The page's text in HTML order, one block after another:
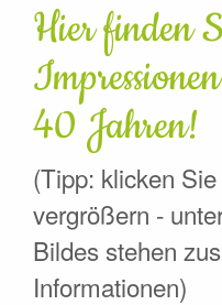
Hier finden
40 Jahren!
(Tipp: klicken
vergrößern -
Bildes stehen
Informationen)